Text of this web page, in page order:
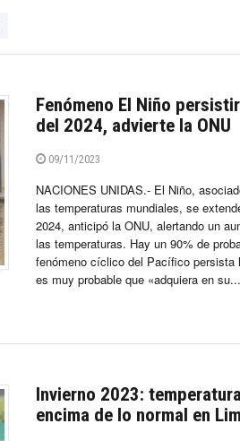
Fenómeno El Niño
del 2024, advierte la ONU
09/11/2023
NACIONES UNIDAS.- El Niño,
las temperaturas mundiales, se
2024, anticipó la ONU, alertando un
las temperaturas. Hay un 90% de
fenómeno cíclico del Pacífico persista
es muy probable que «adquiera en su...
Invierno 2023:
encima de lo normal en